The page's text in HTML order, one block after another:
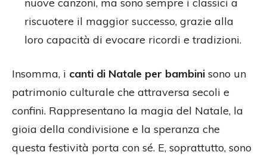
riscuotere il maggior successo, grazie alla
loro capacità di evocare ricordi e tradizioni.
Insomma, i canti di Natale per bambini sono un
patrimonio culturale che attraversa secoli e
confini. Rappresentano la magia del Natale, la
gioia della condivisione e la speranza che
questa festività porta con sé. E, soprattutto, sono